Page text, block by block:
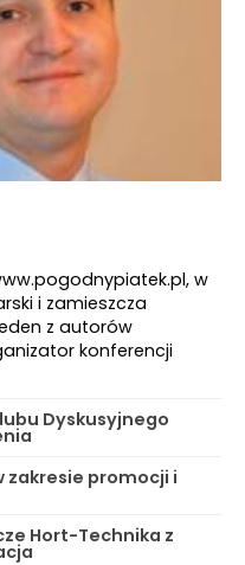
w
i zamieszcza
z autorów
konferencji
Dyskusyjnego
zakresie promocji i
Hort-Technika z